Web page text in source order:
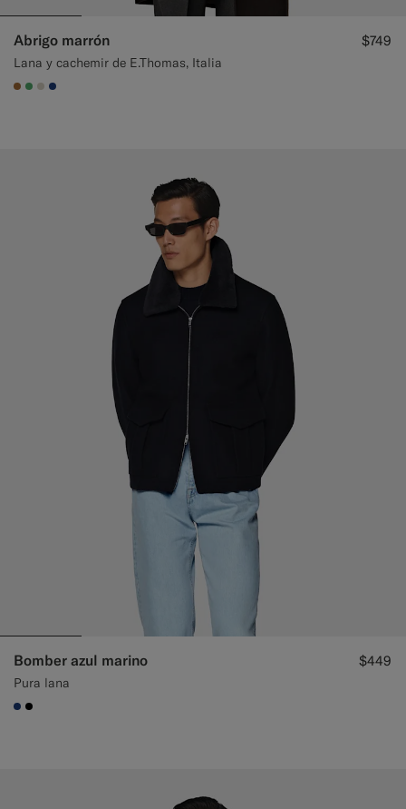
Abrigo marrón
Lana y cachemir de E.Thomas, Italia
$749
#A56C36
#50AA6A
#D7D1C3
#1C3D7A
Bomber azul marino
Pura lana
$449
#1C3D7A
#000000